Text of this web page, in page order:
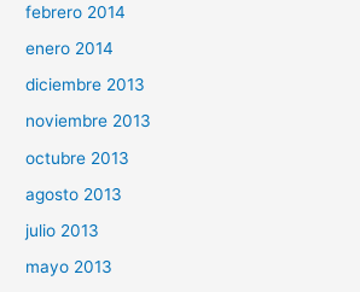
febrero 2014
enero 2014
diciembre 2013
noviembre 2013
octubre 2013
agosto 2013
julio 2013
mayo 2013